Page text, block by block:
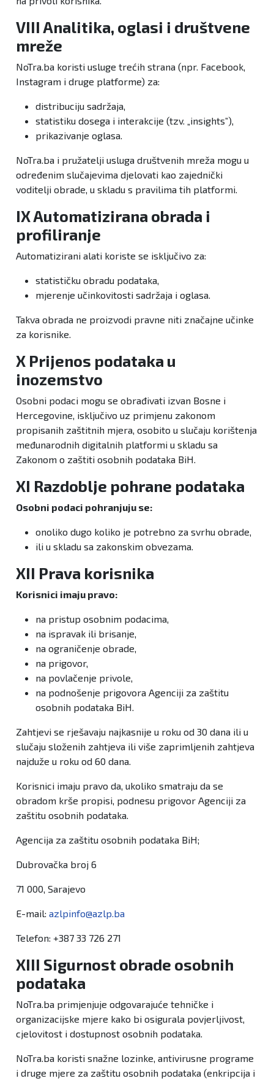
VIII Analitika, oglasi i društvene
mreže
NoTra.ba koristi usluge trećih strana (npr. Facebook,
Instagram i druge platforme) za:
distribuciju sadržaja,
statistiku dosega i interakcije (tzv. „insights”),
prikazivanje oglasa.
NoTra.ba i pružatelji usluga društvenih mreža mogu u
određenim slučajevima djelovati kao zajednički
voditelji obrade, u skladu s pravilima tih platformi.
IX Automatizirana obrada i
profiliranje
Automatizirani alati koriste se isključivo za:
statističku obradu podataka,
mjerenje učinkovitosti sadržaja i oglasa.
Takva obrada ne proizvodi pravne niti značajne učinke
za korisnike.
X Prijenos podataka u
inozemstvo
Osobni podaci mogu se obrađivati izvan Bosne i
Hercegovine, isključivo uz primjenu zakonom
propisanih zaštitnih mjera, osobito u slučaju korištenja
međunarodnih digitalnih platformi u skladu sa
Zakonom o zaštiti osobnih podataka BiH.
XI Razdoblje pohrane podataka
Osobni podaci pohranjuju se:
onoliko dugo koliko je potrebno za svrhu obrade,
ili u skladu sa zakonskim obvezama.
XII Prava korisnika
Korisnici imaju pravo:
na pristup osobnim podacima,
na ispravak ili brisanje,
na ograničenje obrade,
na prigovor,
na povlačenje privole,
na podnošenje prigovora Agenciji za zaštitu
osobnih podataka BiH.
Zahtjevi se rješavaju najkasnije u roku od 30 dana ili u
slučaju složenih zahtjeva ili više zaprimljenih zahtjeva
najduže u roku od 60 dana.
Korisnici imaju pravo da, ukoliko smatraju da se
obradom krše propisi, podnesu prigovor Agenciji za
zaštitu osobnih podataka.
Agencija za zaštitu osobnih podataka BiH;
Dubrovačka broj 6
71 000, Sarajevo
E-mail: azlpinfo@azlp.ba
Telefon: +387 33 726 271
XIII Sigurnost obrade osobnih
podataka
NoTra.ba primjenjuje odgovarajuće tehničke i
organizacijske mjere kako bi osigurala povjerljivost,
cjelovitost i dostupnost osobnih podataka.
NoTra.ba koristi snažne lozinke, antivirusne programe
i druge mjere za zaštitu osobnih podataka (enkripcija i